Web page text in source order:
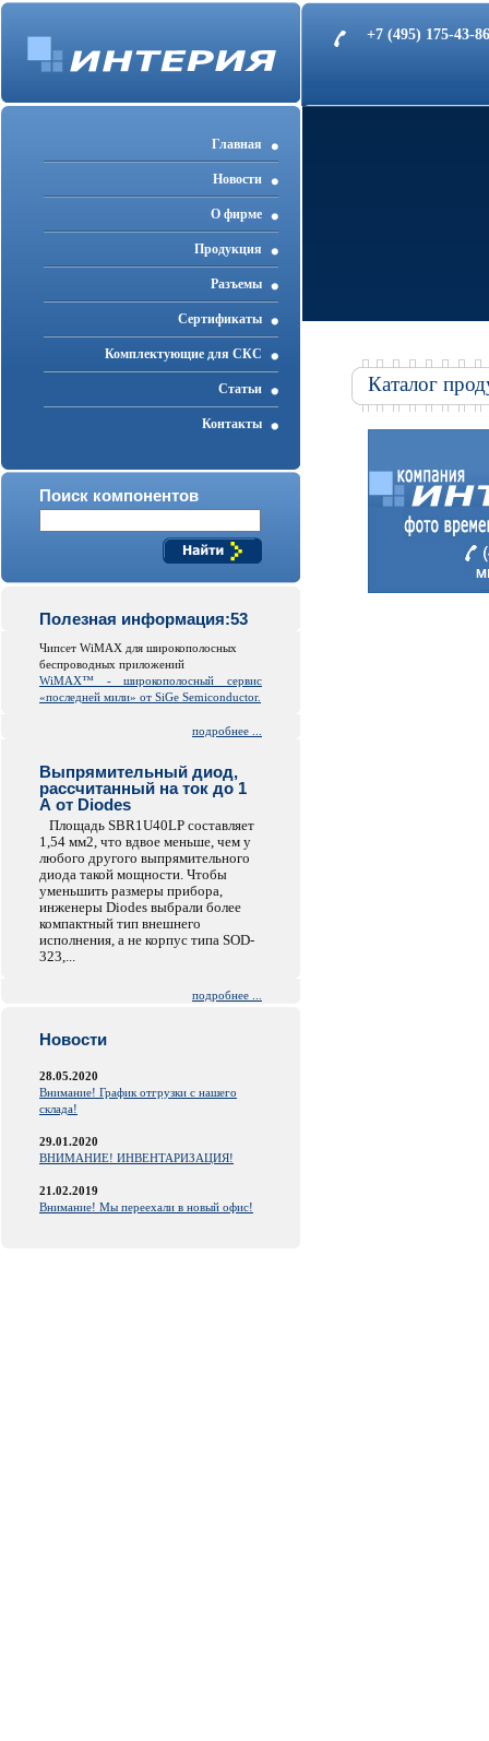
+7 (495) 175-43-
Главная
Новости
О фирме
Продукция
Разъемы
Cертификаты
Комплектующие для СКС
Статьи
Контакты
Поиск компонентов
Полезная информация:53
Чипсет WiMAX для широкополосных
беспроводных приложений
WiMAX™ - широкополосный сервис
«последней мили» от SiGe Semiconductor.
подробнее ...
Выпрямительный диод,
рассчитанный на ток до 1
А от Diodes
Площадь SBR1U40LP составляет
1,54 мм2, что вдвое меньше, чем у
любого другого выпрямительного
диода такой мощности. Чтобы
уменьшить размеры прибора,
инженеры Diodes выбрали более
компактный тип внешнего
исполнения, а не корпус типа SOD-
323,...
подробнее ...
Новости
28.05.2020
Внимание! График отгрузки с нашего
склада!
29.01.2020
ВНИМАНИЕ! ИНВЕНТАРИЗАЦИЯ!
21.02.2019
Внимание! Мы переехали в новый офис!
Каталог